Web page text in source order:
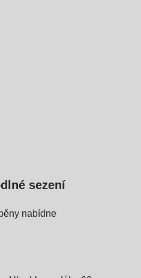
sezení
nabídne